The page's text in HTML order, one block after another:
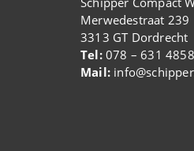
Merwedestraat 239
3313 GT Dordrecht
Tel:078 – 631 4858
Mail: